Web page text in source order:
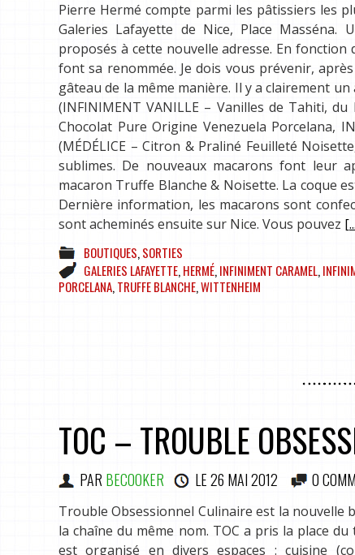
Pierre Hermé compte parmi les pâtissiers les
Galeries Lafayette de Nice, Place
proposés à cette nouvelle adresse. En
font sa renommée. Je dois vous prévenir,
gâteau de la même manière. Il y a clairement
(INFINIMENT VANILLE – Vanilles de Tahiti, du
Chocolat Pure Origine Venezuela Porcelana,
(MÉDÉLICE – Citron & Praliné Feuilleté
sublimes. De nouveaux macarons font leur
macaron Truffe Blanche & Noisette. La coque
Dernière information, les macarons sont
sont acheminés ensuite sur Nice. Vous pouvez
BOUTIQUES,SORTIES
GALERIES LAFAYETTE,HERMÉ,INFINIMENT CARAMEL,
PORCELANA,TRUFFE BLANCHE,WITTENHEIM
TOC – TROUBLE
PARBECOOKER LE26 MAI 2012 0
Trouble Obsessionnel Culinaire est la nouvelle
la chaîne du même nom. TOC a pris la place
est organisé en divers espaces : cuisine